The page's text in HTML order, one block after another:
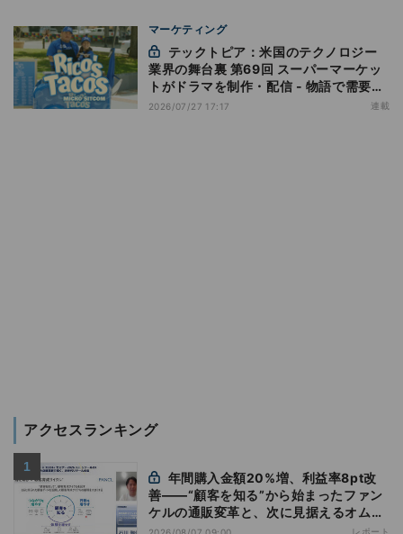
マーケティング
業界の舞台裏 第69回 スーパーマーケッ
トがドラマを制作・配信 - 物語で需要を
演出する小売メディア
2026/07/27 17:17 連載
アクセスランキング
善——“顧客を知る”から始まったファン
ケルの通販変革と、次に見据えるオムニ
チャネル
レポート